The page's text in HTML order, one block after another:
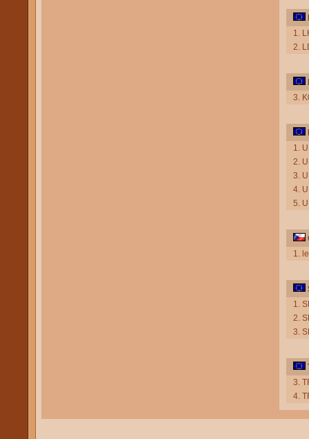
1.
2.
3.
1.
2.
3.
4.
5.
1.
1.
2.
3.
3.
4.